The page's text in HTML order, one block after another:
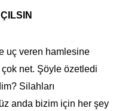
uç veren hamlesine
çok net. Şöyle özetledi
Silahları
anda bizim için her şey